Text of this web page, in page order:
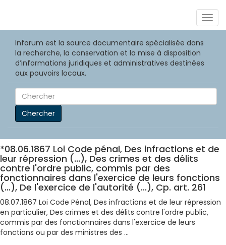
Inforum est la source documentaire spécialisée dans
la recherche, la conservation et la mise à disposition
d’informations juridiques et administratives destinées
aux pouvoirs locaux.
Chercher
*08.06.1867 Loi Code pénal, Des infractions et de
leur répression (...), Des crimes et des délits
contre l'ordre public, commis par des
fonctionnaires dans l'exercice de leurs fonctions
(...), De l'exercice de l'autorité (...), Cp. art. 261
08.07.1867 Loi Code Pénal, Des infractions et de leur répression
en particulier, Des crimes et des délits contre l'ordre public,
commis par des fonctionnaires dans l'exercice de leurs
fonctions ou par des ministres des ...